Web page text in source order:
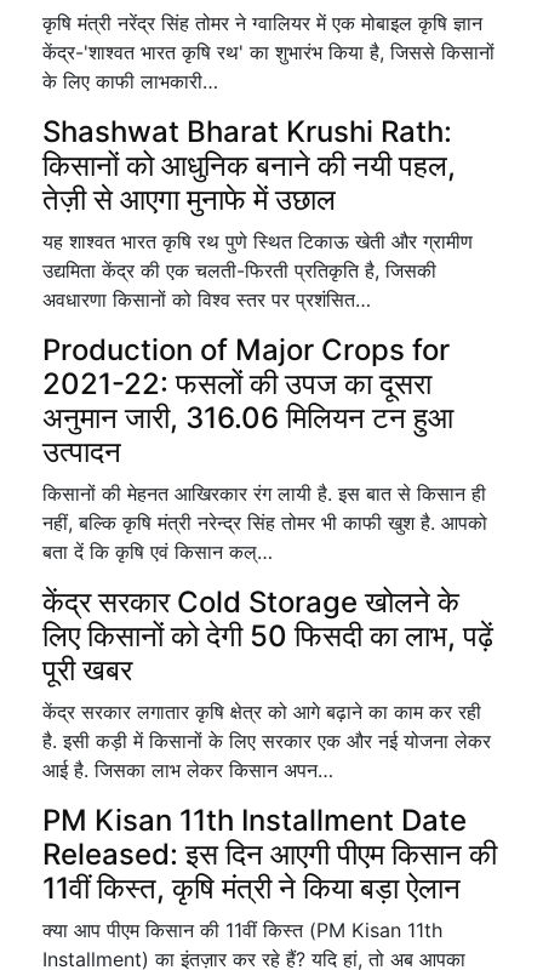
कृषि मंत्री नरेंद्र सिंह तोमर ने ग्वालियर में एक मोबाइल कृषि ज्ञान
केंद्र-'शाश्वत भारत कृषि रथ' का शुभारंभ किया है, जिससे किसानों
के लिए काफी लाभकारी…
Shashwat Bharat Krushi Rath:
किसानों को आधुनिक बनाने की नयी पहल,
तेज़ी से आएगा मुनाफे में उछाल
यह शाश्वत भारत कृषि रथ पुणे स्थित टिकाऊ खेती और ग्रामीण
उद्यमिता केंद्र की एक चलती-फिरती प्रतिकृति है, जिसकी
अवधारणा किसानों को विश्व स्तर पर प्रशंसित…
Production of Major Crops for
2021-22: फसलों की उपज का दूसरा
अनुमान जारी, 316.06 मिलियन टन हुआ
उत्पादन
किसानों की मेहनत आखिरकार रंग लायी है. इस बात से किसान ही
नहीं, बल्कि कृषि मंत्री नरेन्द्र सिंह तोमर भी काफी खुश है. आपको
बता दें कि कृषि एवं किसान कल्…
केंद्र सरकार Cold Storage खोलने के
लिए किसानों को देगी 50 फिसदी का लाभ, पढ़ें
पूरी खबर
केंद्र सरकार लगातार कृषि क्षेत्र को आगे बढ़ाने का काम कर रही
है. इसी कड़ी में किसानों के लिए सरकार एक और नई योजना लेकर
आई है. जिसका लाभ लेकर किसान अपन…
PM Kisan 11th Installment Date
Released: इस दिन आएगी पीएम किसान की
11वीं किस्त, कृषि मंत्री ने किया बड़ा ऐलान
क्या आप पीएम किसान की 11वीं किस्त (PM Kisan 11th
Installment) का इंतज़ार कर रहे हैं? यदि हां, तो अब आपका